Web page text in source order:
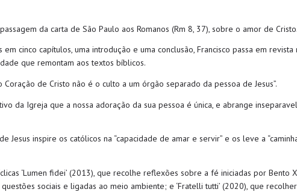
da carta de São Paulo aos Romanos (Rm 8, 37), sobre o amor de Cristo.
cinco capítulos, uma introdução e uma conclusão, Francisco passa em
que remontam aos textos bíblicos.
Coração de Cristo não é o culto a um órgão separado da pessoa de Jesus”.
da Igreja que a nossa adoração da sua pessoa é única, e abrange
Jesus inspire os católicos na “capacidade de amar e servir” e os leve a
‘Lumen fidei’ (2013), que recolhe reflexões sobre a fé iniciadas por Bento
sociais e ligadas ao meio ambiente; e ‘Fratelli tutti’ (2020), que